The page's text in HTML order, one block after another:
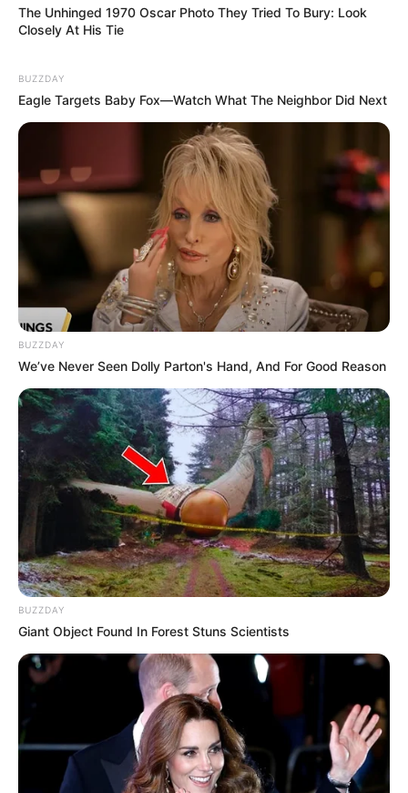
The Unhinged 1970 Oscar Photo They Tried To Bury: Look
Closely At His Tie
BUZZDAY
Eagle Targets Baby Fox—Watch What The Neighbor Did Next
BUZZDAY
We’ve Never Seen Dolly Parton's Hand, And For Good Reason
BUZZDAY
Giant Object Found In Forest Stuns Scientists